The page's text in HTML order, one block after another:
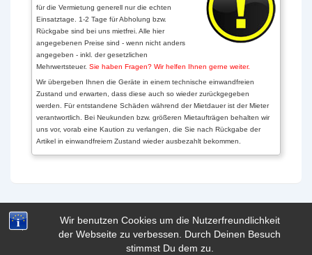
Wir benutzen Cookies um die Nutzerfreundlichkeit
der Webseite zu verbessen. Durch Deinen Besuch
stimmst Du dem zu.
für die Vermietung generell nur die echten
Einsatztage. 1-2 Tage für Abholung bzw.
Rückgabe sind bei uns mietfrei. Alle hier
angegebenen Preise sind - wenn nicht anders
angegeben - inkl. der gesetzlichen
Mehrwertsteuer. Sie haben Fragen? Wir helfen Ihnen gerne weiter.
Wir übergeben Ihnen die Geräte in einem technische einwandfreien
Zustand und erwarten, dass diese auch so wieder zurückgegeben
werden. Für entstandene Schäden während der Mietdauer ist der Mieter
verantwortlich. Bei Neukunden bzw. größeren Mietaufträgen behalten wir
uns vor, vorab eine Kaution zu verlangen, die Sie nach Rückgabe der
Artikel in einwandfreiem Zustand wieder ausbezahlt bekommen.
| Präsentiert vonResponsive-Theme